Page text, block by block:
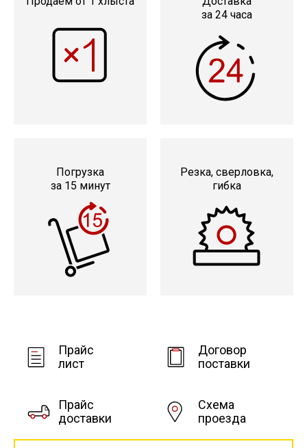
Профлист
Сетка кладочная
за 24 часа
Погрузка
за 15 минут
Резка, сверловка,
гибка
Прайс
лист
Договор
поставки
Прайс
доставки
Схема
проезда